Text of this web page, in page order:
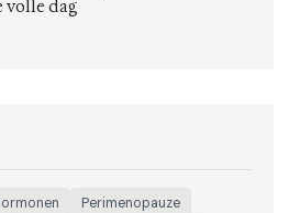
volle dag
Perimenopauze